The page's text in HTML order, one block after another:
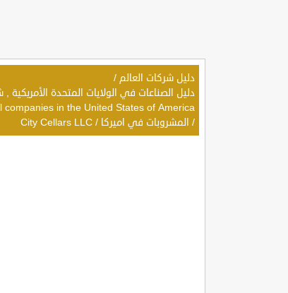
دليل شركات العالم /
in the United States of America
/ المشروبات في اميركا /
City Cellars LLC